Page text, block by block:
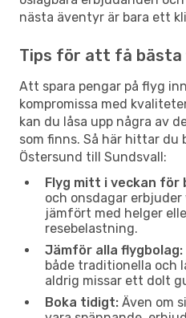
nästa äventyr är bara ett
Tips för att få bästa
Att spara pengar på flyg
kompromissa med
kan du låsa upp några av
som finns. Så här hittar
Östersund till Sundsvall:
Flyg mitt i veckan
och onsdagar
jämfört med helger
resebelastning.
Jämför alla flygbolag:
både traditionella och
aldrig missar ett dolt
Boka tidigt: Även om